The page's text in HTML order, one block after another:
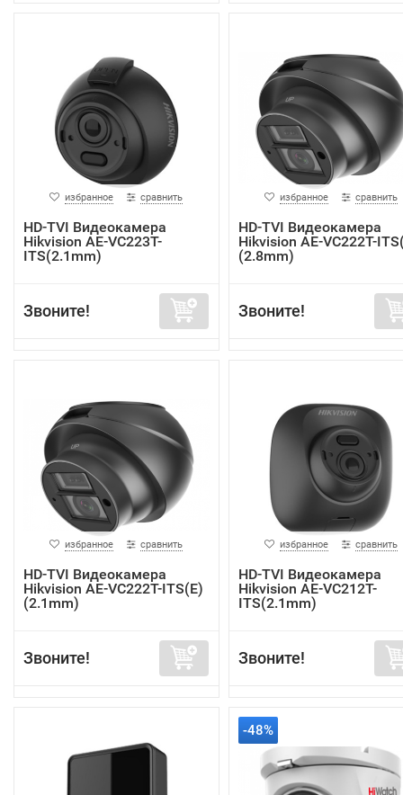
избранное сравнить
HD-TVI Видеокамера
Hikvision AE-VC223T-
ITS(2.1mm)
Звоните!
избранное сравнить
HD-TVI Видеокамера
Hikvision AE-VC222T-
(2.8mm)
Звоните!
избранное сравнить
HD-TVI Видеокамера
Hikvision AE-VC222T-ITS(E)
(2.1mm)
Звоните!
избранное сравнить
HD-TVI Видеокамера
Hikvision AE-VC212T-
ITS(2.1mm)
Звоните!
-48%